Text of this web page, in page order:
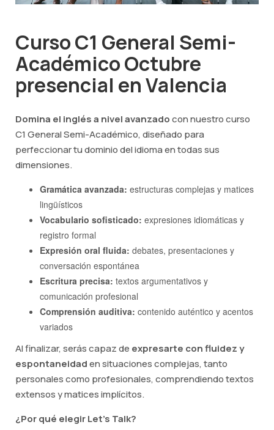
Curso C1 General Semi-
Académico Octubre
presencial en Valencia
Domina el inglés a nivel avanzadocon nuestro curso
C1 General Semi-Académico, diseñado para
perfeccionar tu dominio del idioma en todas sus
dimensiones.
Gramática avanzada: estructuras complejas y matices
lingüísticos
Vocabulario sofisticado: expresiones idiomáticas y
registro formal
Expresión oral fluida: debates, presentaciones y
conversación espontánea
Escritura precisa: textos argumentativos y
comunicación profesional
Comprensión auditiva: contenido auténtico y acentos
variados
Al finalizar, serás capaz de expresarte con fluidez y
espontaneidaden situaciones complejas, tanto
personales como profesionales, comprendiendo textos
extensos y matices implícitos.
¿Por qué elegir Let's Talk?